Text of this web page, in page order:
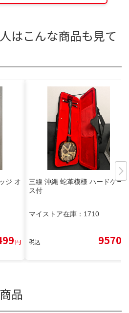
はこんな商品も見て
ジ オ
円
三線 沖縄 蛇革模様 ハードケー
ス付
マイストア在庫： 1710
税込 9570
品